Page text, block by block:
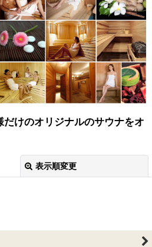
けのオリジナルのサウナをオ
表示順変更